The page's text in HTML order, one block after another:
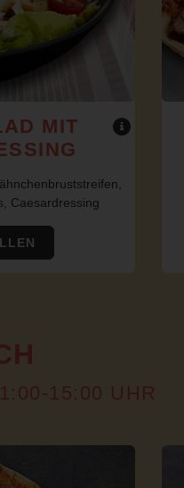
MIT
Caesardressing
15:00 UHR